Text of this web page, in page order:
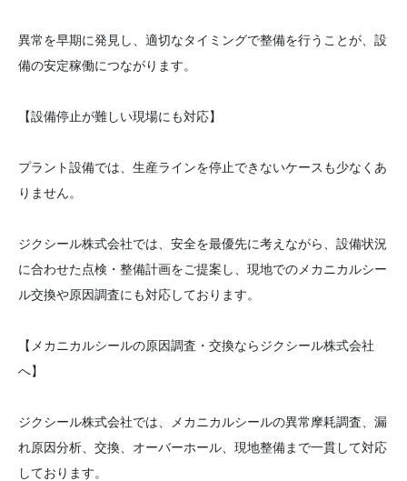
異常を早期に発見し、適切なタイミングで整備を行うことが、設
備の安定稼働につながります。
【設備停止が難しい現場にも対応】
プラント設備では、生産ラインを停止できないケースも少なくあ
りません。
ジクシール株式会社では、安全を最優先に考えながら、設備状況
に合わせた点検・整備計画をご提案し、現地でのメカニカルシー
ル交換や原因調査にも対応しております。
【メカニカルシールの原因調査・交換ならジクシール株式会社
へ】
ジクシール株式会社では、メカニカルシールの異常摩耗調査、漏
れ原因分析、交換、オーバーホール、現地整備まで一貫して対応
しております。